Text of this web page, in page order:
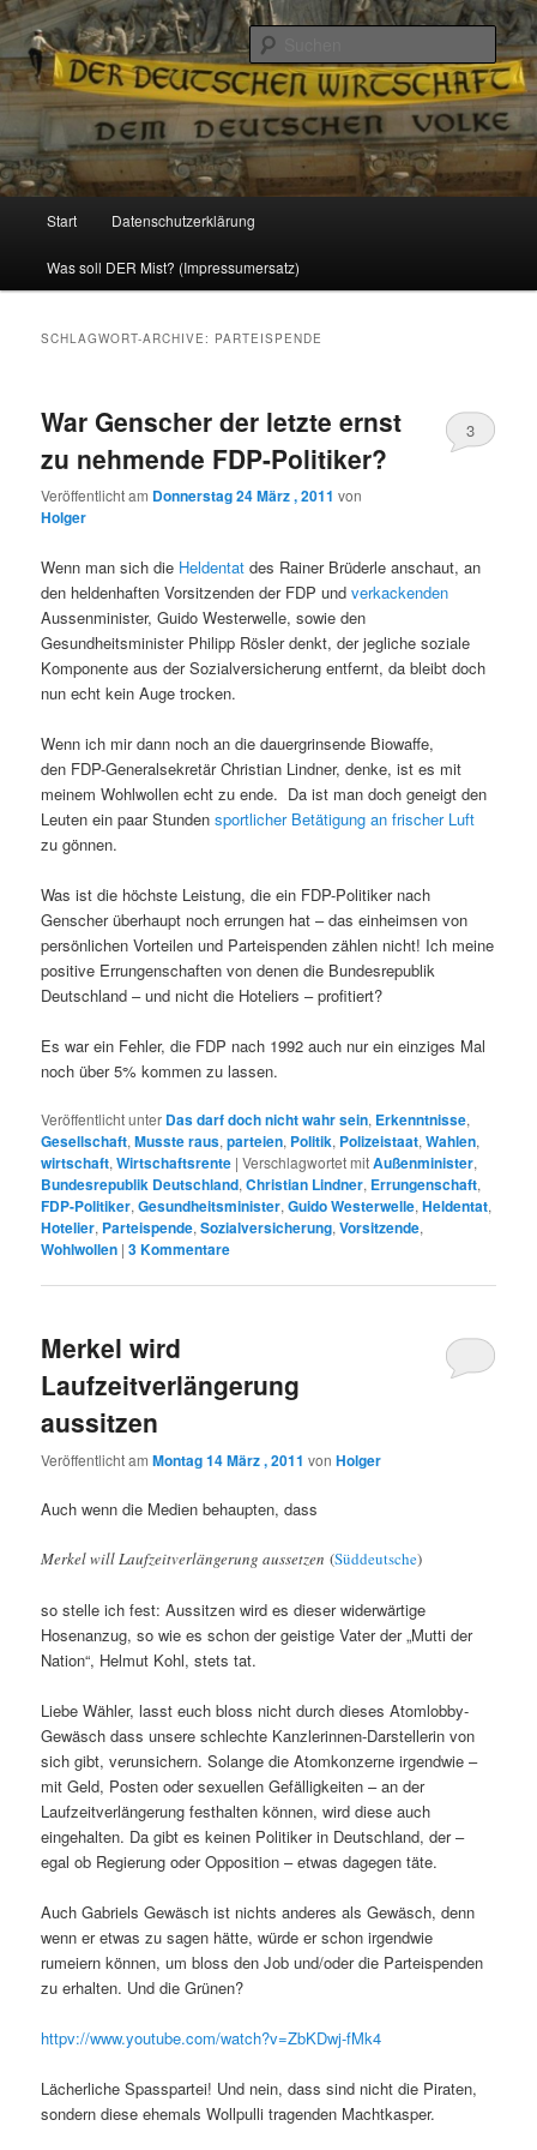
Reizzentrum
Politik, Wirtschaft, Soziales und Gesellschaft
Zum
Inhalt
Zum
sekundären
Start Datenschutzerklärung
Was soll DER Mist? (Impressumersatz)
SCHLAGWORT-ARCHIVE: PARTEISPENDE
War Genscher der letzte ernst
zu nehmende FDP-Politiker?
Veröffentlicht am Donnerstag 24 März , 2011 von
Holger
3
Wenn man sich die Heldentat des Rainer Brüderle anschaut, an
den heldenhaften Vorsitzenden der FDP undverkackenden
Aussenminister, Guido Westerwelle, sowie den
Gesundheitsminister Philipp Rösler denkt, der jegliche soziale
Komponente aus der Sozialversicherung entfernt, da bleibt doch
nun echt kein Auge trocken.
Wenn ich mir dann noch an die dauergrinsende Biowaffe,
den FDP-Generalsekretär Christian Lindner, denke, ist es mit
meinem Wohlwollen echt zu ende. Da ist man doch geneigt den
Leuten ein paar Stundensportlicher Betätigung an frischer Luft
zu gönnen.
Was ist die höchste Leistung, die ein FDP-Politiker nach
Genscher überhaupt noch errungen hat – das einheimsen von
persönlichen Vorteilen und Parteispenden zählen nicht! Ich meine
positive Errungenschaften von denen die Bundesrepublik
Deutschland – und nicht die Hoteliers – profitiert?
Es war ein Fehler, die FDP nach 1992 auch nur ein einziges Mal
noch über 5% kommen zu lassen.
Veröffentlicht unter Das darf doch nicht wahr sein, Erkenntnisse,
Gesellschaft,Musste raus,parteien, Politik, Polizeistaat,Wahlen,
wirtschaft,Wirtschaftsrente |Verschlagwortet mitAußenminister,
Bundesrepublik Deutschland,Christian Lindner, Errungenschaft,
FDP-Politiker,Gesundheitsminister,Guido Westerwelle,Heldentat,
Hotelier, Parteispende,Sozialversicherung,Vorsitzende,
Wohlwollen |3Kommentare
Merkel wird
Laufzeitverlängerung
aussitzen
Veröffentlicht amMontag 14 März , 2011 vonHolger
Auch wenn die Medien behaupten, dass
Merkel will Laufzeitverlängerung aussetzen(Süddeutsche)
so stelle ich fest: Aussitzen wird es dieser widerwärtige
Hosenanzug, so wie es schon der geistige Vater der „Mutti der
Nation“, Helmut Kohl, stets tat.
Liebe Wähler, lasst euch bloss nicht durch dieses Atomlobby-
Gewäsch dass unsere schlechte Kanzlerinnen-Darstellerin von
sich gibt, verunsichern. Solange die Atomkonzerne irgendwie –
mit Geld, Posten oder sexuellen Gefälligkeiten – an der
Laufzeitverlängerung festhalten können, wird diese auch
eingehalten. Da gibt es keinen Politiker in Deutschland, der –
egal ob Regierung oder Opposition – etwas dagegen täte.
Auch Gabriels Gewäsch ist nichts anderes als Gewäsch, denn
wenn er etwas zu sagen hätte, würde er schon irgendwie
rumeiern können, um bloss den Job und/oder die Parteispenden
zu erhalten. Und die Grünen?
httpv://www.youtube.com/watch?v=ZbKDwj-fMk4
Lächerliche Spasspartei! Und nein, dass sind nicht die Piraten,
sondern diese ehemals Wollpulli tragenden Machtkasper.